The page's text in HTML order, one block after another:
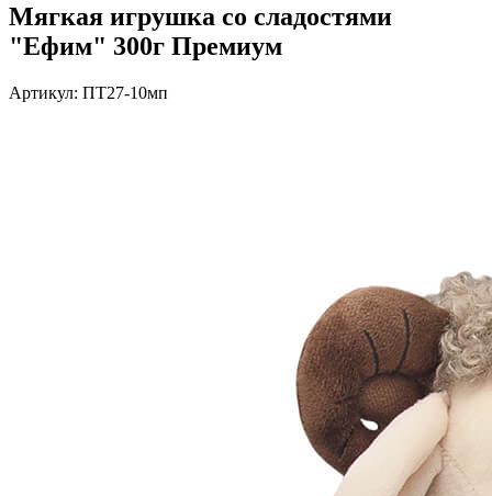
Мягкая игрушка со сладостями
"Ефим" 300г Премиум
Артикул: ПТ27-10мп